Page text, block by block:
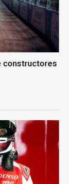
constructores